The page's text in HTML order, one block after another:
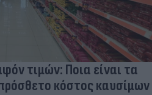
τιμών: Ποια είναι τα
κόστος καυσίμων